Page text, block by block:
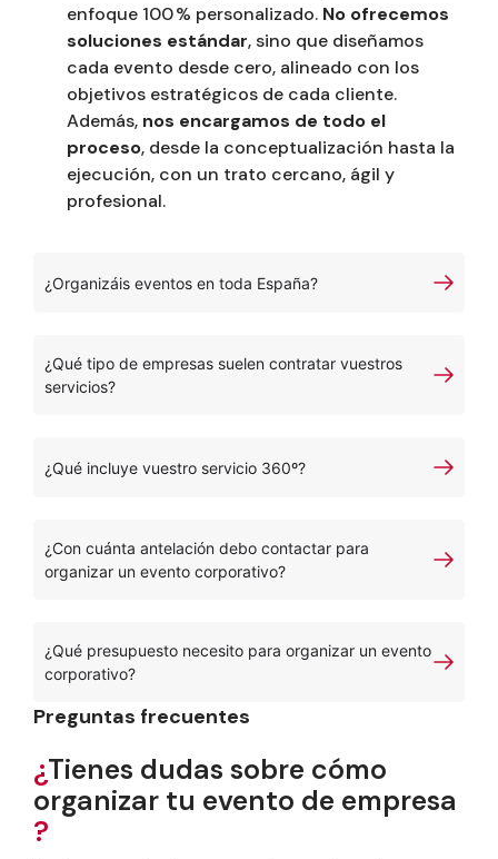
enfoque 100 % personalizado. No ofrecemos
soluciones estándar, sino que diseñamos
cada evento desde cero, alineado con los
objetivos estratégicos de cada cliente.
Además, nos encargamos de todo el
proceso, desde la conceptualización hasta la
ejecución, con un trato cercano, ágil y
profesional.
¿Organizáis eventos en toda España?
¿Qué tipo de empresas suelen contratar vuestros
servicios?
¿Qué incluye vuestro servicio 360º?
¿Con cuánta antelación debo contactar para
organizar un evento corporativo?
¿Qué presupuesto necesito para organizar un evento
corporativo?
Preguntas frecuentes
¿Tienes dudas sobre cómo
organizar tu evento de empresa
?